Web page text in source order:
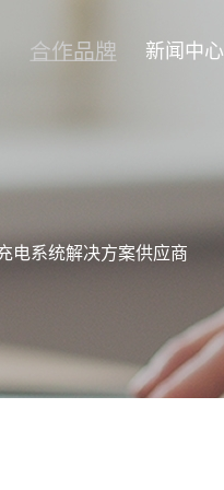
合作品牌 新闻中心
电系统解决方案供应商